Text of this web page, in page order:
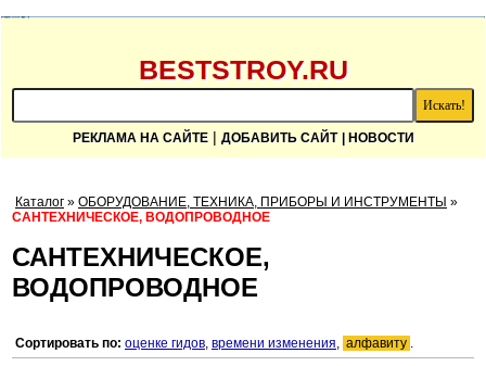
BESTSTROY.RU
РЕКЛАМА НА САЙТЕ| ДОБАВИТЬ САЙТ | НОВОСТИ
Каталог » ОБОРУДОВАНИЕ, ТЕХНИКА, ПРИБОРЫ И ИНСТРУМЕНТЫ »
САНТЕХНИЧЕСКОЕ, ВОДОПРОВОДНОЕ
САНТЕХНИЧЕСКОЕ,
ВОДОПРОВОДНОЕ
Сортировать по: оценке гидов, времени изменения, алфавиту .